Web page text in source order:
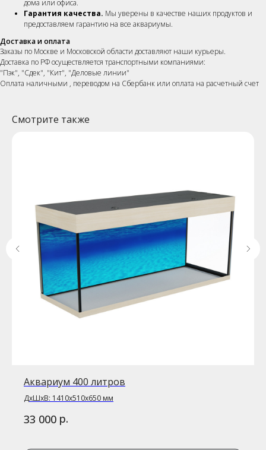
дома или офиса.
Гарантия качества. Мы уверены в качестве наших продуктов и
предоставляем гарантию на все аквариумы.
Доставка и оплата
Заказы по Москве и Московской области доставляют наши курьеры.
Доставка по РФ осуществляется транспортными компаниями:
"Пэк", "Сдек", "Кит", "Деловые линии"
Оплата наличными , переводом на Сбербанк или оплата на расчетный счет
Смотрите также
Аквариум 400 литров
ДxШxВ: 1410x510x650 мм
33 000 р.